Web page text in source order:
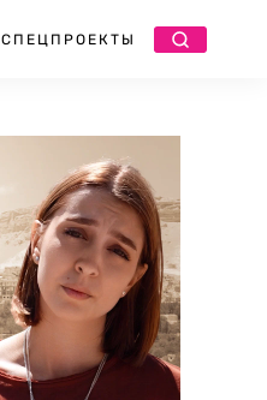
СПЕЦПРОЕКТЫ